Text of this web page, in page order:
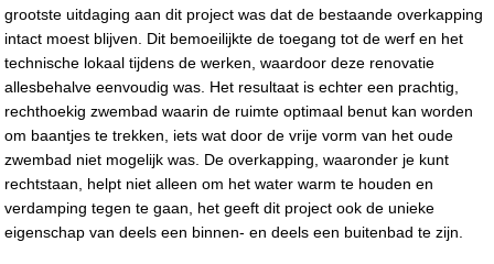
grootste uitdaging aan dit project was dat de bestaande overkapping
intact moest blijven. Dit bemoeilijkte de toegang tot de werf en het
technische lokaal tijdens de werken, waardoor deze renovatie
allesbehalve eenvoudig was. Het resultaat is echter een prachtig,
rechthoekig zwembad waarin de ruimte optimaal benut kan worden
om baantjes te trekken, iets wat door de vrije vorm van het oude
zwembad niet mogelijk was. De overkapping, waaronder je kunt
rechtstaan, helpt niet alleen om het water warm te houden en
verdamping tegen te gaan, het geeft dit project ook de unieke
eigenschap van deels een binnen- en deels een buitenbad te zijn.